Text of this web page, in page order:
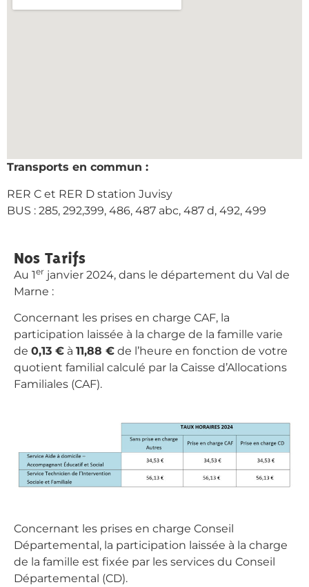
Transports en commun :
RER C et RER D station Juvisy
BUS : 285, 292,399, 486, 487 abc, 487 d, 492, 499
Nos Tarifs
Au 1er janvier 2024, dans le département du Val de
Marne :
Concernant les prises en charge CAF, la
participation laissée à la charge de la famille varie
de 0,13 € à 11,88 € de l’heure en fonction de votre
quotient familial calculé par la Caisse d’Allocations
Familiales (CAF).
Concernant les prises en charge Conseil
Départemental, la participation laissée à la charge
de la famille est fixée par les services du Conseil
Départemental (CD).